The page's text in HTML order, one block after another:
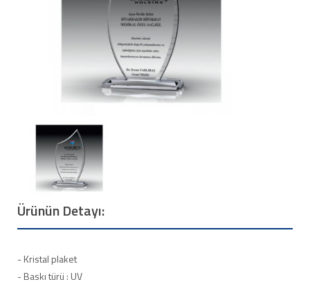
Ürünün Detayı:
- Kristal plaket
- Baskı türü : UV